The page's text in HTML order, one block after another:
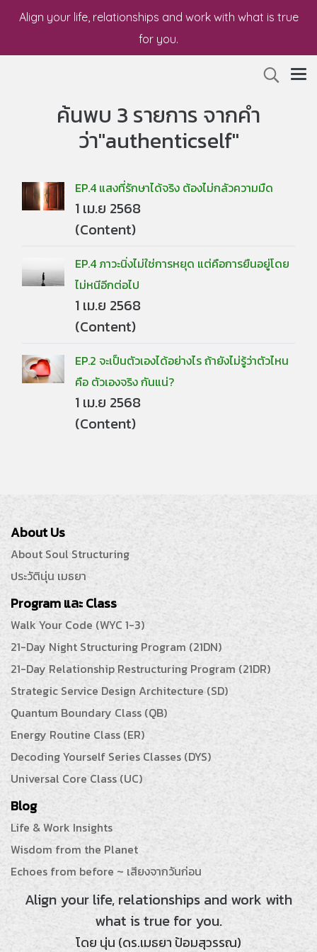
Align your life, relationships and work with what is true
for you.
ค้นพบ 3 รายการ จากคำ
ว่า"authenticself"
EP.4 แสงที่รักษาได้จริง ต้องไม่กลัวความมืด
1 เม.ย 2568
(Content)
EP.4 ภาวะนิ่งไม่ใช่การหยุด แต่คือการยืนอยู่โดย
ไม่หนีอีกต่อไป
1 เม.ย 2568
(Content)
EP.2 จะเป็นตัวเองได้อย่างไร ถ้ายังไม่รู้ว่าตัวไหน
คือ ตัวเองจริง กันแน่?
1 เม.ย 2568
(Content)
About Us
About Soul Structuring
ประวัตินุ่น เมธยา
Program และ Class
Walk Your Code (WYC 1-3)
21-Day Night Structuring Program (21DN)
21-Day Relationship Restructuring Program (21DR)
Strategic Service Design Architecture (SD)
Quantum Boundary Class (QB)
Energy Routine Class (ER)
Decoding Yourself Series Classes (DYS)
Universal Core Class (UC)
Blog
Life & Work Insights
Wisdom from the Planet
Echoes from before ~ เสียงจากวันก่อน
Align your life, relationships and work with
what is true for you.
โดย นุ่น (ดร.เมธยา ป้อมสุวรรณ)